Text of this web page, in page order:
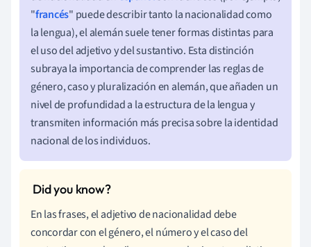
"francés" puede describir tanto la nacionalidad como
la lengua), el alemán suele tener formas distintas para
el uso del adjetivo y del sustantivo. Esta distinción
subraya la importancia de comprender las reglas de
género, caso y pluralización en alemán, que añaden un
nivel de profundidad a la estructura de la lengua y
transmiten información más precisa sobre la identidad
nacional de los individuos.
En las frases, el adjetivo de nacionalidad debe
concordar con el género, el número y el caso del